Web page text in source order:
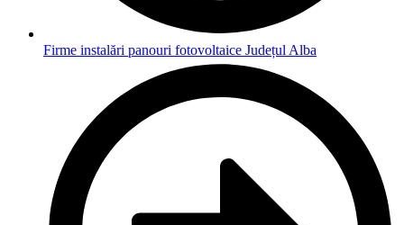
Firme instalări panouri fotovoltaice Județul Alba